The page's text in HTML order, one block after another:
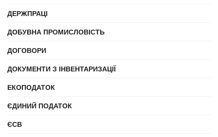
ДЕРЖПРАЦІ
ДОБУВНА ПРОМИСЛОВІСТЬ
ДОГОВОРИ
ДОКУМЕНТИ З ІНВЕНТАРИЗАЦІЇ
ЕКОПОДАТОК
ЄДИНИЙ ПОДАТОК
ЄСВ